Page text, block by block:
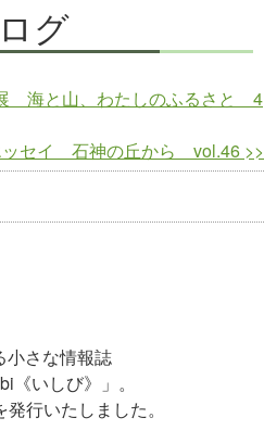
グ
海と山、わたしのふるさと 4
ッセイ 石神の丘から vol.46 >>
小さな情報誌
《いしび》」。
行いたしました。